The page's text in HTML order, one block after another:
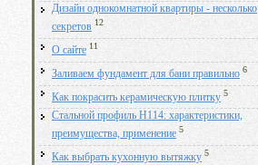
Дизайн однокомнатной квартиры - несколько
секретов 12
О сайте 11
Заливаем фундамент для бани правильно 6
Как покрасить керамическую плитку 5
Стальной профиль Н114: характеристики,
преимущества, применение 5
Как выбрать кухонную вытяжку 5